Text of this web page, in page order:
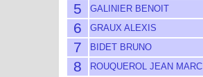
5 GALINIER BENOIT
6 GRAUX ALEXIS
7 BIDET BRUNO
8 ROUQUEROL JEAN MARC